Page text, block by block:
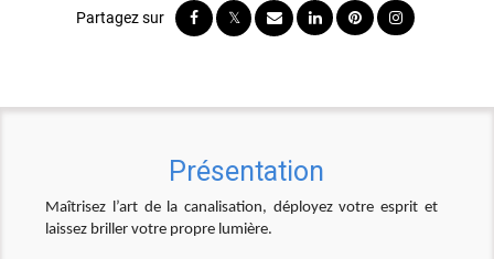
Présentation
Maîtrisez l’art de la canalisation, déployez votre esprit et
laissez briller votre propre lumière.